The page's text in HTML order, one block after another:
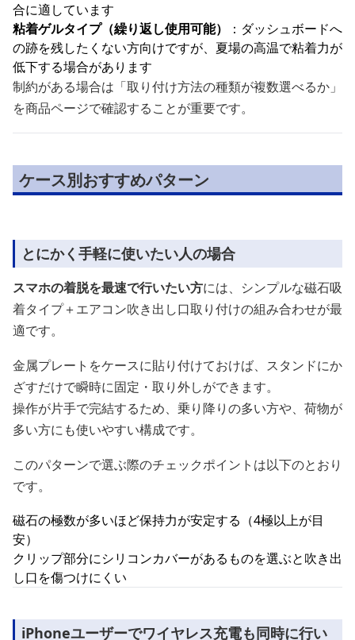
合に適しています
粘着ゲルタイプ（繰り返し使用可能）
：ダッシュボードへ
の跡を残したくない方向けですが、夏場の高温で粘着力が
低下する場合があります
制約がある場合は「取り付け方法の種類が複数選べるか」
を商品ページで確認することが重要です。
ケース別おすすめパターン
とにかく手軽に使いたい人の場合
スマホの着脱を最速で行いたい方には、シンプルな磁石吸
着タイプ＋エアコン吹き出し口取り付けの組み合わせが最
適です。
金属プレートをケースに貼り付けておけば、スタンドにか
ざすだけで瞬時に固定・取り外しができます。
操作が片手で完結するため、乗り降りの多い方や、荷物が
多い方にも使いやすい構成です。
このパターンで選ぶ際のチェックポイントは以下のとおり
です。
磁石の極数が多いほど保持力が安定する（4極以上が目
安）
クリップ部分にシリコンカバーがあるものを選ぶと吹き出
し口を傷つけにくい
iPhoneユーザーでワイヤレス充電も同時に行い